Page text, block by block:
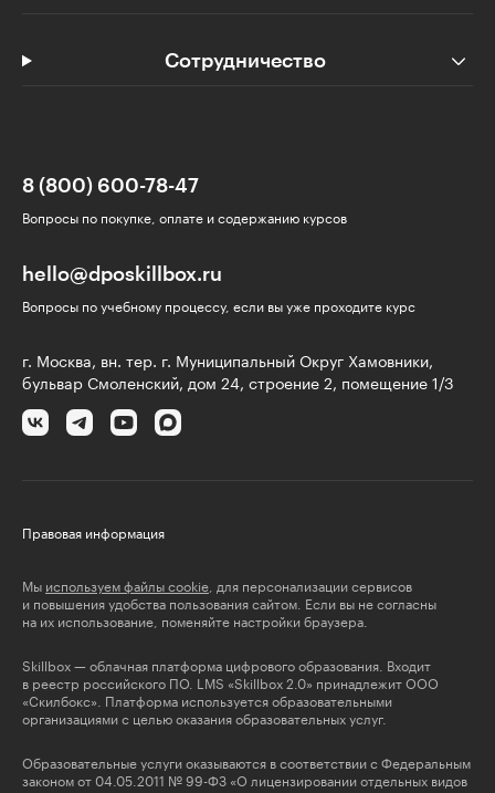
Сотрудничество
8 (800) 600-78-47
Вопросы по покупке, оплате и содержанию курсов
hello@dposkillbox.ru
Вопросы по учебному процессу, если вы уже проходите курс
г. Москва, вн. тер. г. Муниципальный Округ Хамовники,
бульвар Смоленский, дом 24, строение 2, помещение 1/3
Правовая информация
Мы используем файлы cookie , для персонализации сервисов
и повышения удобства пользования сайтом. Если вы не согласны
на их использование, поменяйте настройки браузера.
Skillbox — облачная платформа цифрового образования. Входит
в реестр российского ПО. LMS «Skillbox 2.0» принадлежит ООО
«Скилбокс». Платформа используется образовательными
организациями с целью оказания образовательных услуг.
Образовательные услуги оказываются в соответствии с Федеральным
законом от 04.05.2011 № 99-ФЗ «О лицензировании отдельных видов